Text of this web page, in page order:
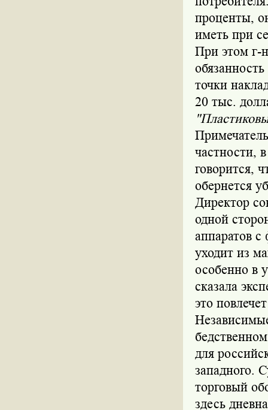
проценты,
иметь при
При этом г-
точки
20 тыс.
частности,
говорится,
обернется
Директор
одной
аппаратов
уходит из
особенно в
сказала
это
для
западного.
торговый
здесь